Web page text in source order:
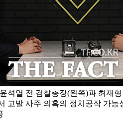
석열 전 검찰총장(왼쪽)과 최재
고발 사주 의혹의 정치공작 가능